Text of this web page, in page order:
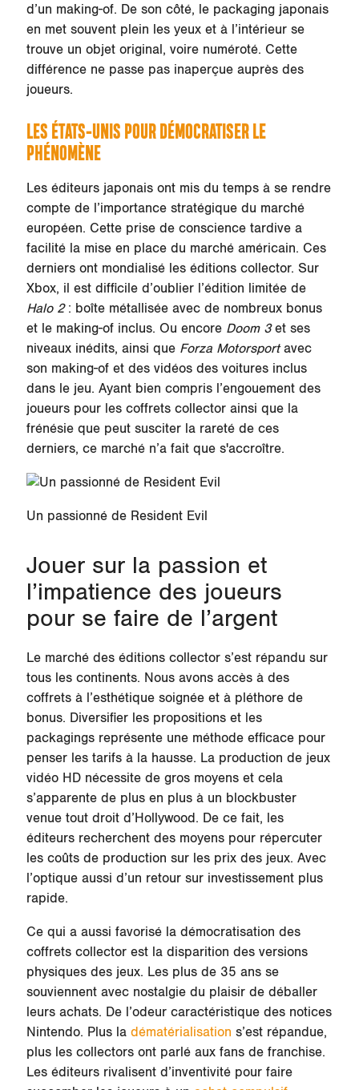
d’un making-of. De son côté, le packaging japonais
en met souvent plein les yeux et à l’intérieur se
trouve un objet original, voire numéroté. Cette
différence ne passe pas inaperçue auprès des
joueurs.
LES ÉTATS-UNIS POUR DÉMOCRATISER LE
PHÉNOMÈNE
Les éditeurs japonais ont mis du temps à se rendre
compte de l’importance stratégique du marché
européen. Cette prise de conscience tardive a
facilité la mise en place du marché américain. Ces
derniers ont mondialisé les éditions collector. Sur
Xbox, il est difficile d’oublier l’édition limitée de
Halo 2: boîte métallisée avec de nombreux bonus
et le making-of inclus. Ou encore Doom 3et ses
niveaux inédits, ainsi que Forza Motorsportavec
son making-of et des vidéos des voitures inclus
dans le jeu. Ayant bien compris l’engouement des
joueurs pour les coffrets collector ainsi que la
frénésie que peut susciter la rareté de ces
derniers, ce marché n’a fait que s'accroître.
Un passionné de Resident Evil
Jouer sur la passion et
l’impatience des joueurs
pour se faire de l’argent
Le marché des éditions collector s’est répandu sur
tous les continents. Nous avons accès à des
coffrets à l’esthétique soignée et à pléthore de
bonus. Diversifier les propositions et les
packagings représente une méthode efficace pour
penser les tarifs à la hausse. La production de jeux
vidéo HD nécessite de gros moyens et cela
s’apparente de plus en plus à un blockbuster
venue tout droit d’Hollywood. De ce fait, les
éditeurs recherchent des moyens pour répercuter
les coûts de production sur les prix des jeux. Avec
l’optique aussi d’un retour sur investissement plus
rapide.
Ce qui a aussi favorisé la démocratisation des
coffrets collector est la disparition des versions
physiques des jeux. Les plus de 35 ans se
souviennent avec nostalgie du plaisir de déballer
leurs achats. De l’odeur caractéristique des notices
Nintendo. Plus la dématérialisation s’est répandue,
plus les collectors ont parlé aux fans de franchise.
Les éditeurs rivalisent d’inventivité pour faire